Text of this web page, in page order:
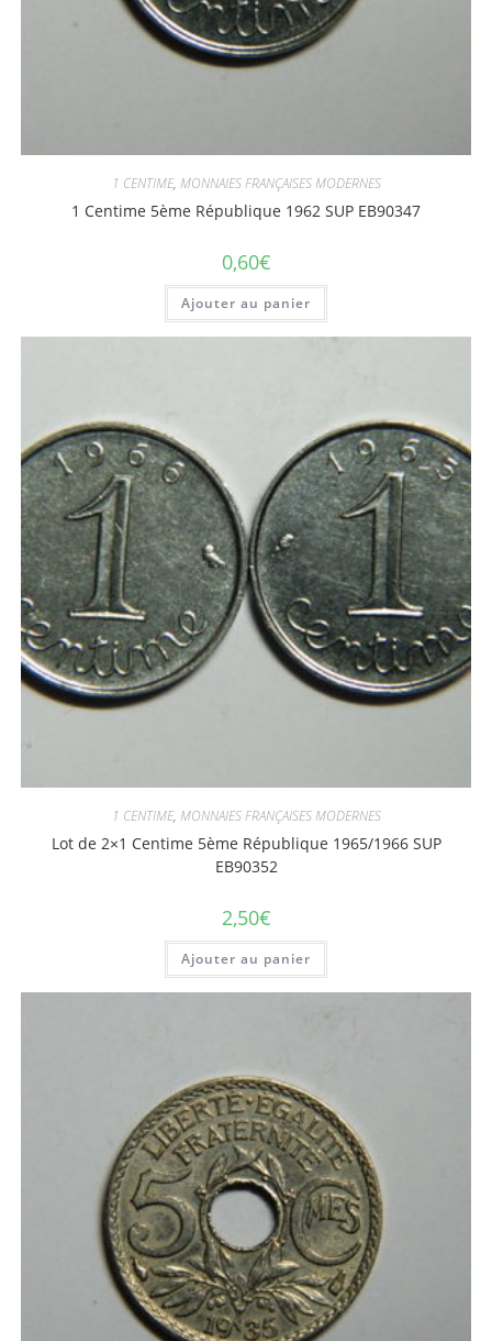
1 CENTIME, MONNAIES FRANÇAISES MODERNES
1 Centime 5ème République 1962 SUP EB90347
0,60€
Ajouter au panier
1 CENTIME, MONNAIES FRANÇAISES MODERNES
Lot de 2×1 Centime 5ème République 1965/1966 SUP
EB90352
2,50€
Ajouter au panier